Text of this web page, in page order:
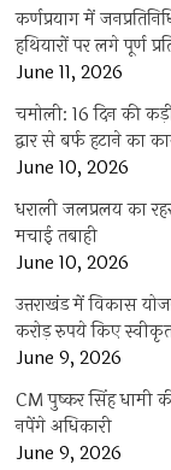
कर्णप्रयाग में
हथियारों पर लगे पूर्ण
June 11, 2026
चमोली: 16 दिन की
द्वार से बर्फ हटाने का
June 10, 2026
धराली जलप्रलय का
मचाई तबाही
June 10, 2026
उत्तराखंड में विकास
करोड़ रुपये किए
June 9, 2026
CM पुष्कर सिंह धामी
नपेंगे अधिकारी
June 9, 2026